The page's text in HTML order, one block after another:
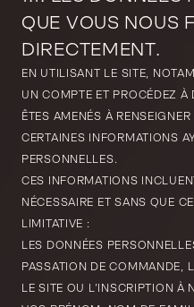
QUE VOUS NOUS
DIRECTEMENT.
EN UTILISANT LE SITE,
UN COMPTE ET PROCÉDEZ
ÊTES AMENÉS À
CERTAINES INFORMATIONS
PERSONNELLES.
CES INFORMATIONS
NÉCESSAIRE ET SANS QUE
LIMITATIVE :
LES DONNÉES
PASSATION DE COMMANDE,
LE SITE OU L’INSCRIPTION À